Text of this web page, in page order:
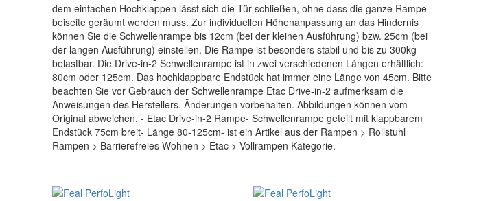
dem einfachen Hochklappen lässt sich die Tür schließen, ohne dass die ganze Rampe
beiseite geräumt werden muss. Zur individuellen Höhenanpassung an das Hindernis
können Sie die Schwellenrampe bis 12cm (bei der kleinen Ausführung) bzw. 25cm (bei
der langen Ausführung) einstellen. Die Rampe ist besonders stabil und bis zu 300kg
belastbar. Die Drive-in-2 Schwellenrampe ist in zwei verschiedenen Längen erhältlich:
80cm oder 125cm. Das hochklappbare Endstück hat immer eine Länge von 45cm. Bitte
beachten Sie vor Gebrauch der Schwellenrampe Etac Drive-in-2 aufmerksam die
Anweisungen des Herstellers. Änderungen vorbehalten. Abbildungen können vom
Original abweichen. - Etac Drive-in-2 Rampe- Schwellenrampe geteilt mit klappbarem
Endstück 75cm breit- Länge 80-125cm- ist ein Artikel aus der Rampen > Rollstuhl
Rampen > Barrierefreies Wohnen > Etac > Vollrampen Kategorie.